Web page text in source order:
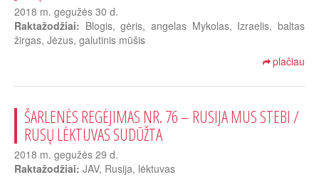
2018 m. gegužės 30 d.
Raktažodžiai: Blogis, gėris, angelas Mykolas, Izraelis, baltas
žirgas, Jėzus, galutinis mūšis
plačiau
ŠARLENĖS REGĖJIMAS NR. 76 – RUSIJA MUS STEBI /
RUSŲ LĖKTUVAS SUDŪŽTA
2018 m. gegužės 29 d.
Raktažodžiai: JAV, Rusija, lėktuvas